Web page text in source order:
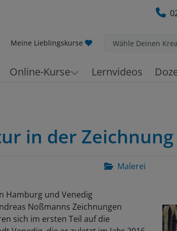
Meine Lieblingskurse Wähle Deinen
Online-Kurse Lernvideos
in der
Malerei
Hamburg und Venedig
Noßmanns Zeichnungen
sich im ersten Teil auf die